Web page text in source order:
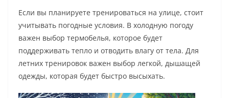
Если вы планируете тренироваться на улице, стоит
учитывать погодные условия. В холодную погоду
важен выбор термобелья, которое будет
поддерживать тепло и отводить влагу от тела. Для
летних тренировок важен выбор легкой, дышащей
одежды, которая будет быстро высыхать.